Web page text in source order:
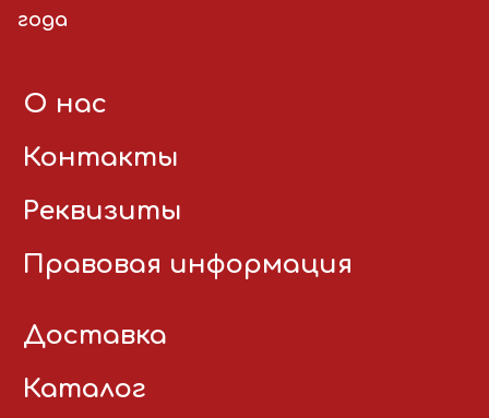
года
О нас
Контакты
Реквизиты
Правовая информация
Доставка
Каталог